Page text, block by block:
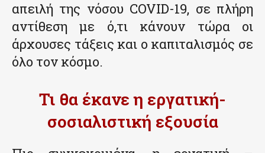
απειλή της νόσου COVID-19, σε πλήρη
αντίθεση με ό,τι κάνουν τώρα οι
άρχουσες τάξεις και ο καπιταλισμός σε
όλο τον κόσμο.
Τι θα έκανε η εργατική-
σοσιαλιστική εξουσία